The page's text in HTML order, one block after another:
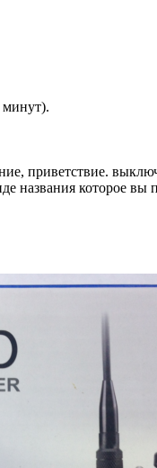
минут).
приветствие.
названия которое вы